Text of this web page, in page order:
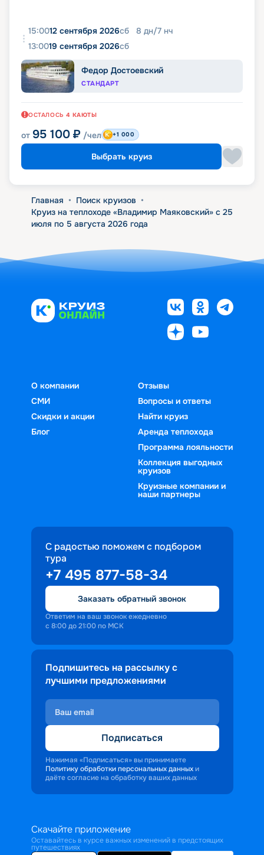
15:0012 сентября 2026сб 8 дн/7 нч
13:0019 сентября 2026сб
Федор Достоевский
СТАНДАРТ
ОСТАЛОСЬ 4 КАЮТЫ
от 95 100 ₽ /чел +1 000
Выбрать круиз
Главная • Поиск круизов •
Круиз на теплоходе «Владимир Маяковский» с 25
июля по 5 августа 2026 года
О компании
СМИ
Скидки и акции
Блог
Отзывы
Вопросы и ответы
Найти круиз
Аренда теплохода
Программа лояльности
Коллекция выгодных
круизов
Круизные компании и
наши партнеры
С радостью поможем с подбором
тура
+7 495 877-58-34
Заказать обратный звонок
Ответим на ваш звонок ежедневно
с 8:00 до 21:00 по МСК
Подпишитесь на рассылку с
лучшими предложениями
Подписаться
Нажимая «Подписаться» вы принимаете
Политику обработки персональных данных и
даёте согласие на обработку ваших данных
Скачайте приложение
Оставайтесь в курсе важных изменений в предстоящих
путешествиях